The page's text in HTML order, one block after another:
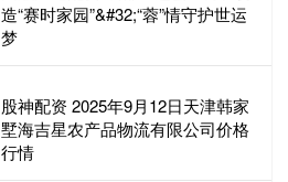
造“赛时家园”&#32;“蓉”情守护世运
梦
股神配资 2025年9月12日天津韩家
墅海吉星农产品物流有限公司价格
行情